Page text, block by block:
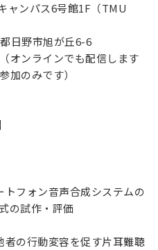
ンパス6号館1F（TMU
野市旭が丘6-6
オンラインでも配信します
加のみです）
フォン音声合成システムの
の試作・評価
の行動変容を促す片耳難聴